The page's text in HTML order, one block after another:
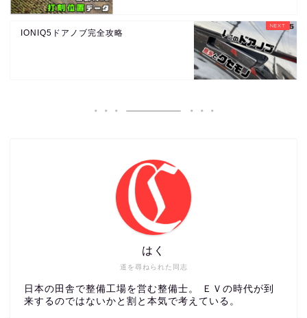
IONIQ5ドアノブ完全攻略
道を尋ねられた同志
はく
日本の田舎で整備工場を営む整備士。 ＥＶの時代が到
来するのではないかと割と本気で考えている。